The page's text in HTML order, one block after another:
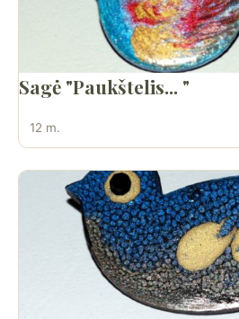
Sagė "Paukštelis... "
12 m.